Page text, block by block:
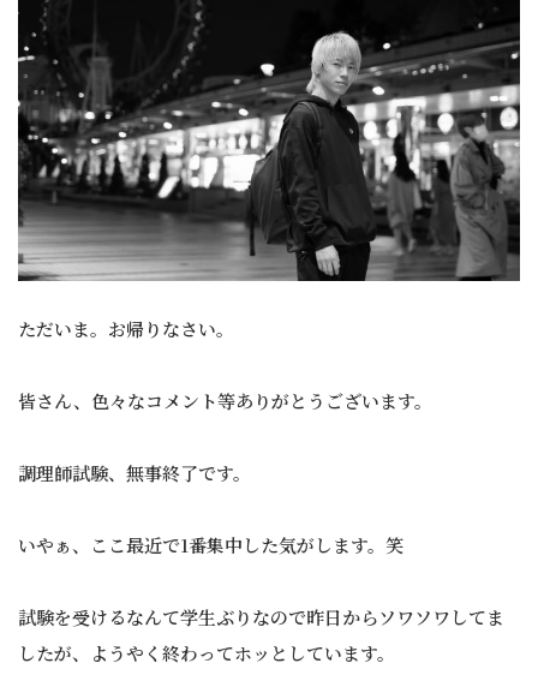
ただいま。お帰りなさい。
皆さん、色々なコメント等ありがとうございます。
調理師試験、無事終了です。
いやぁ、ここ最近で1番集中した気がします。笑
試験を受けるなんて学生ぶりなので昨日からソワソワしてま
したが、ようやく終わってホッとしています。